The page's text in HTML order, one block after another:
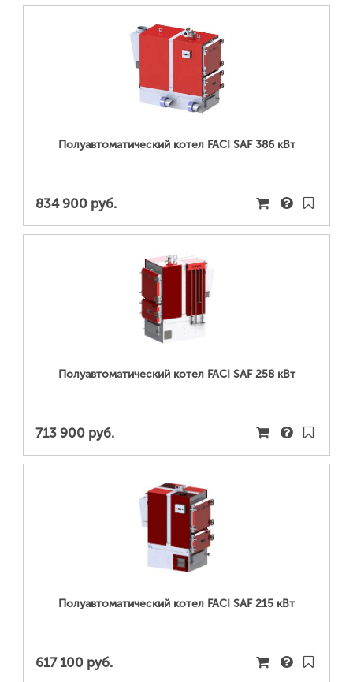
ПОДРОБНЕЕ...
Полуавтоматический котел FACI SAF 386 кВт
834 900 руб.
ПОДРОБНЕЕ...
Полуавтоматический котел FACI SAF 258 кВт
713 900 руб.
ПОДРОБНЕЕ...
Полуавтоматический котел FACI SAF 215 кВт
617 100 руб.